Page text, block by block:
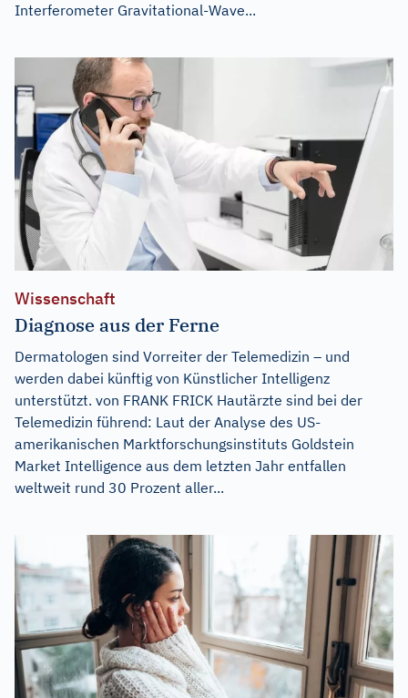
Interferometer Gravitational-Wave...
Wissenschaft
Diagnose aus der Ferne
Dermatologen sind Vorreiter der Telemedizin – und
werden dabei künftig von Künstlicher Intelligenz
unterstützt. von FRANK FRICK Hautärzte sind bei der
Telemedizin führend: Laut der Analyse des US-
amerikanischen Marktforschungsinstituts Goldstein
Market Intelligence aus dem letzten Jahr entfallen
weltweit rund 30 Prozent aller...